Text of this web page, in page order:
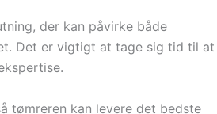
der kan påvirke både
Det er vigtigt at tage sig tid til at
tømreren kan levere det bedste